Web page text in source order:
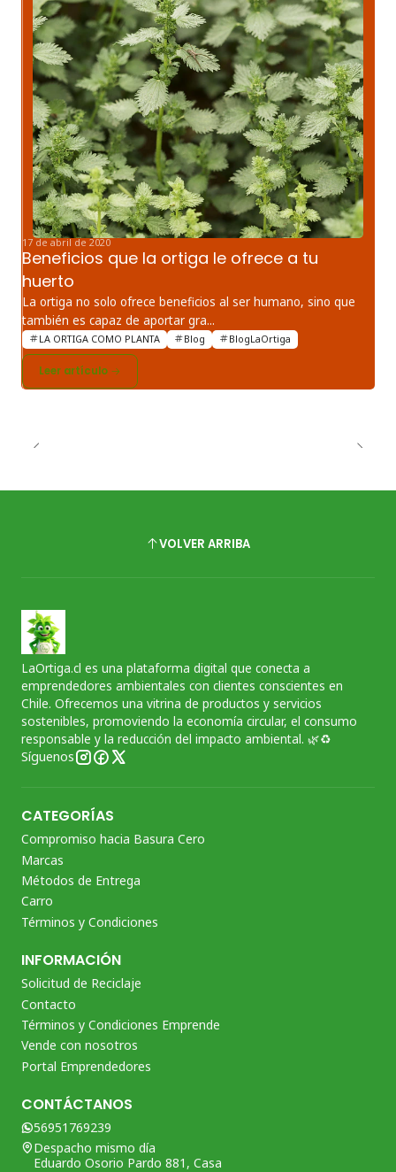
17 de abril de 2020
Beneficios que la ortiga le ofrece a tu
huerto
La ortiga no solo ofrece beneficios al ser humano, sino que
también es capaz de aportar gra...
LA ORTIGA COMO PLANTA Blog BlogLaOrtiga
Leer artículo
VOLVER ARRIBA
LaOrtiga.cl es una plataforma digital que conecta a
emprendedores ambientales con clientes conscientes en
Chile. Ofrecemos una vitrina de productos y servicios
sostenibles, promoviendo la economía circular, el consumo
responsable y la reducción del impacto ambiental. 🌿♻️
Síguenos
CATEGORÍAS
Compromiso hacia Basura Cero
Marcas
Métodos de Entrega
Carro
Términos y Condiciones
INFORMACIÓN
Solicitud de Reciclaje
Contacto
Términos y Condiciones Emprende
Vende con nosotros
Portal Emprendedores
CONTÁCTANOS
56951769239
Despacho mismo día
Eduardo Osorio Pardo 881, Casa